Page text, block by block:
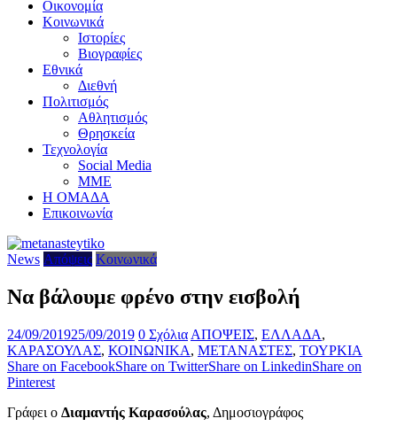
Οικονομία
Κοινωνικά
Ιστορίες
Βιογραφίες
Εθνικά
Διεθνή
Πολιτισμός
Αθλητισμός
Θρησκεία
Τεχνολογία
Social Media
ΜΜΕ
Η ΟΜΑΔΑ
Επικοινωνία
News Απόψεις Κοινωνικά
Να βάλουμε φρένο στην εισβολή
24/09/201925/09/2019 0 Σχόλια ΑΠΟΨΕΙΣ, ΕΛΛΑΔΑ,
ΚΑΡΑΣΟΥΛΑΣ, ΚΟΙΝΩΝΙΚΑ, ΜΕΤΑΝΑΣΤΕΣ, ΤΟΥΡΚΙΑ
Share on FacebookShare on TwitterShare on LinkedinShare on
Pinterest
Γράφει ο Διαμαντής Καρασούλας, Δημοσιογράφος